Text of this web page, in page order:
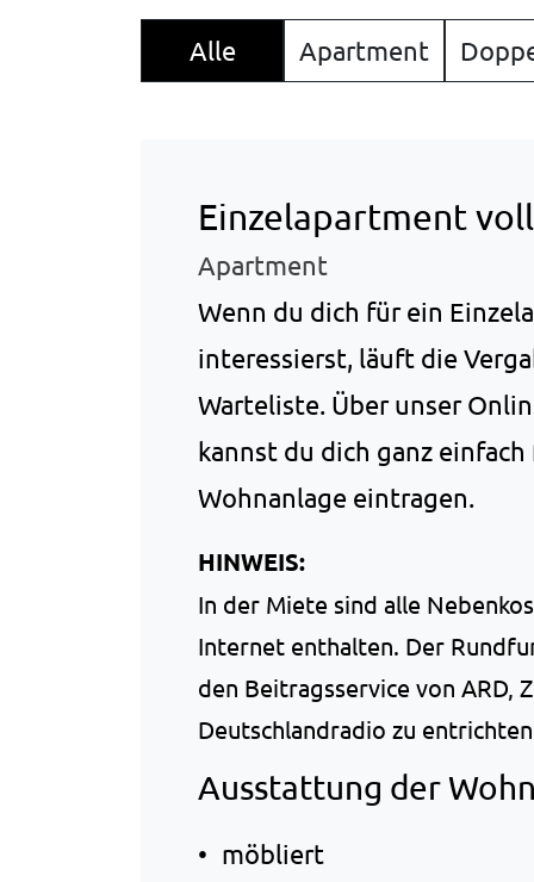
Alle Apartment
Einzelapartment
Apartment
Wenn du dich für ein
interessierst, läuft die
Warteliste. Über unser
kannst du dich ganz
Wohnanlage eintragen.
HINWEIS:
In der Miete sind alle
Internet enthalten. Der
den Beitragsservice von ARD,
Deutschlandradio zu
Ausstattung der
möbliert
zu erkennen und einer einzelnen
Browser-Sitzung zuordnen zu
_pk_ref.1.ccca
studierendenwerk-bielefeld.de
Speichert, über welchen Link der
Nutzer auf die Website gelangt ist.